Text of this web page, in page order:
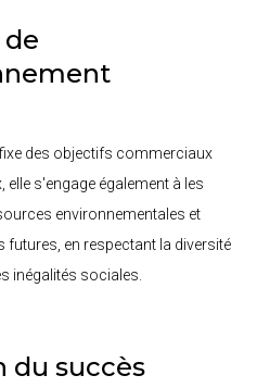
de
des objectifs commerciaux
s'engage également à les
environnementales et
futures, en respectant la diversité
inégalités sociales.
du succès